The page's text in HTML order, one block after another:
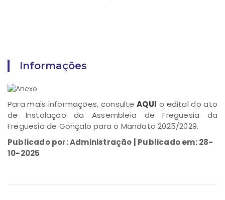
Informações
Para mais informações, consulteAQUI o edital do ato
de Instalação da Assembleia de Freguesia da
Freguesia de Gonçalo para o Mandato 2025/2029.
Publicado por: Administração | Publicado em: 28-
10-2025